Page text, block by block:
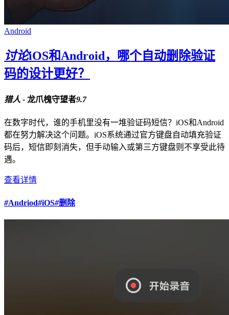
Android
讨论iOS和Android，哪个自动删除验证
码的设计更好？
猎人 - 龙爪槐守望者9.7
在数字时代，谁的手机里没有一堆验证码短信？iOS和Android
都在努力解决这个问题。iOS系统通过官方键盘自动填充验证
码后，短信即刻消失，但手动输入或第三方键盘则不享受此待
遇。
查看详情
#Andriod#iOS#删除